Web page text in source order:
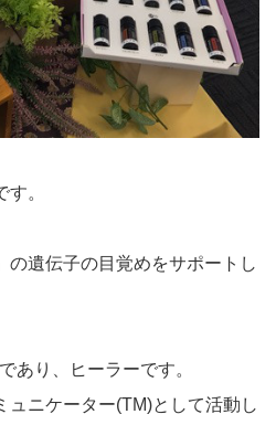
。
の遺伝子の目覚めをサポートし
あり、ヒーラーです。
ュニケーター(TM)として活動し